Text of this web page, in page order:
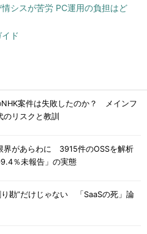
シスが苦労 PC運用の負担はど
ド
NHK案件は失敗したのか？ メインフ
のリスクと教訓
界があらわに 3915件のOSSを解析
％未報告」の実態
り勘”だけじゃない 「SaaSの死」論